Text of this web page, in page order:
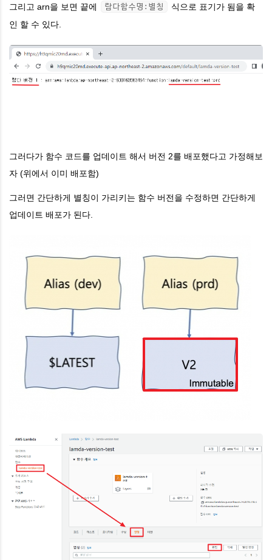
그리고 arn을 보면 끝에 람다함수명:별칭
식으로 표기가 됨을 확
인 할 수 있다.
그러다가 함수 코드를 업데이트 해서 버전 2를 배포했다고 가정해보
자 (위에서 이미 배포함)
그러면 간단하게 별칭이 가리키는 함수 버전을 수정하면 간단하게
업데이트 배포가 된다.